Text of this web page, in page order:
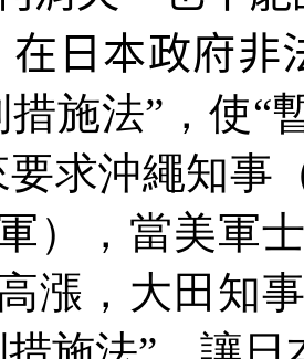
在日本政府非
措施法”，使“
要求沖繩知事
），當美軍
漲，大田知